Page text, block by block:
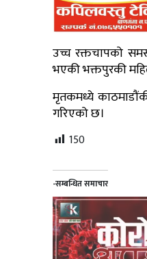
उच्च रक्तचापको
भएकी भक्तपुरकी
मृतकमध्ये
गरिएको छ।
150
-सम्बन्धित समाचार